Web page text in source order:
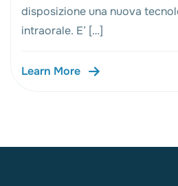
disposizione una nuova
intraorale. E’ […]
Learn More